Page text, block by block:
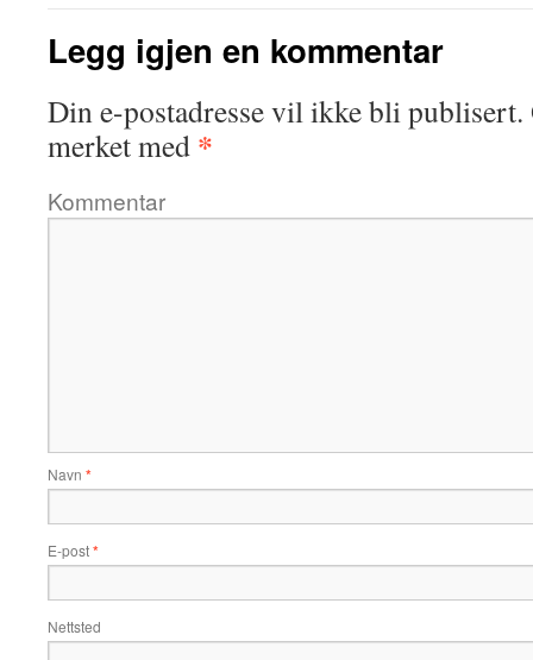
Legg igjen en kommentar
Din e-postadresse vil ikke bli publisert.
merket med *
Kommentar
Navn *
E-post*
Nettsted